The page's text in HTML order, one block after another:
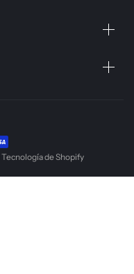
Tecnología de Shopify